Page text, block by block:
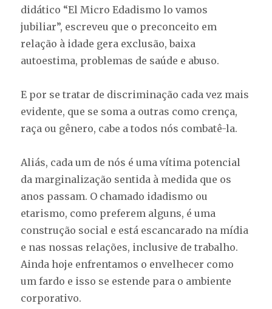
didático “El Micro Edadismo lo vamos
jubiliar”, escreveu que o preconceito em
relação à idade gera exclusão, baixa
autoestima, problemas de saúde e abuso.
E por se tratar de discriminação cada vez mais
evidente, que se soma a outras como crença,
raça ou gênero, cabe a todos nós combatê-la.
Aliás, cada um de nós é uma vítima potencial
da marginalização sentida à medida que os
anos passam. O chamado idadismo ou
etarismo, como preferem alguns, é uma
construção social e está escancarado na mídia
e nas nossas relações, inclusive de trabalho.
Ainda hoje enfrentamos o envelhecer como
um fardo e isso se estende para o ambiente
corporativo.